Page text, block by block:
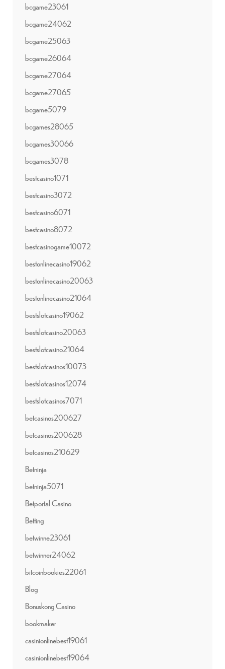
bcgame23061
bcgame24062
bcgame25063
bcgame26064
bcgame27064
bcgame27065
bcgame5079
bcgames28065
bcgames30066
bcgames3078
bestcasino1071
bestcasino3072
bestcasino6071
bestcasino8072
bestcasinogame10072
bestonlinecasino19062
bestonlinecasino20063
bestonlinecasino21064
bestslotcasino19062
bestslotcasino20063
bestslotcasino21064
bestslotcasinos10073
bestslotcasinos12074
bestslotcasinos7071
betcasinos200627
betcasinos200628
betcasinos210629
Betninja
betninja5071
Betportal Casino
Betting
betwinne23061
betwinner24062
bitcoinbookies22061
Blog
Bonuskong Casino
bookmaker
casinionlinebest19061
casinionlinebest19064